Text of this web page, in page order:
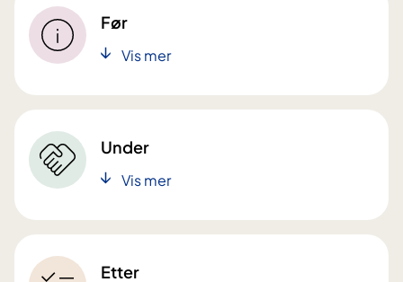
Før
Vis mer
Under
Vis mer
Etter